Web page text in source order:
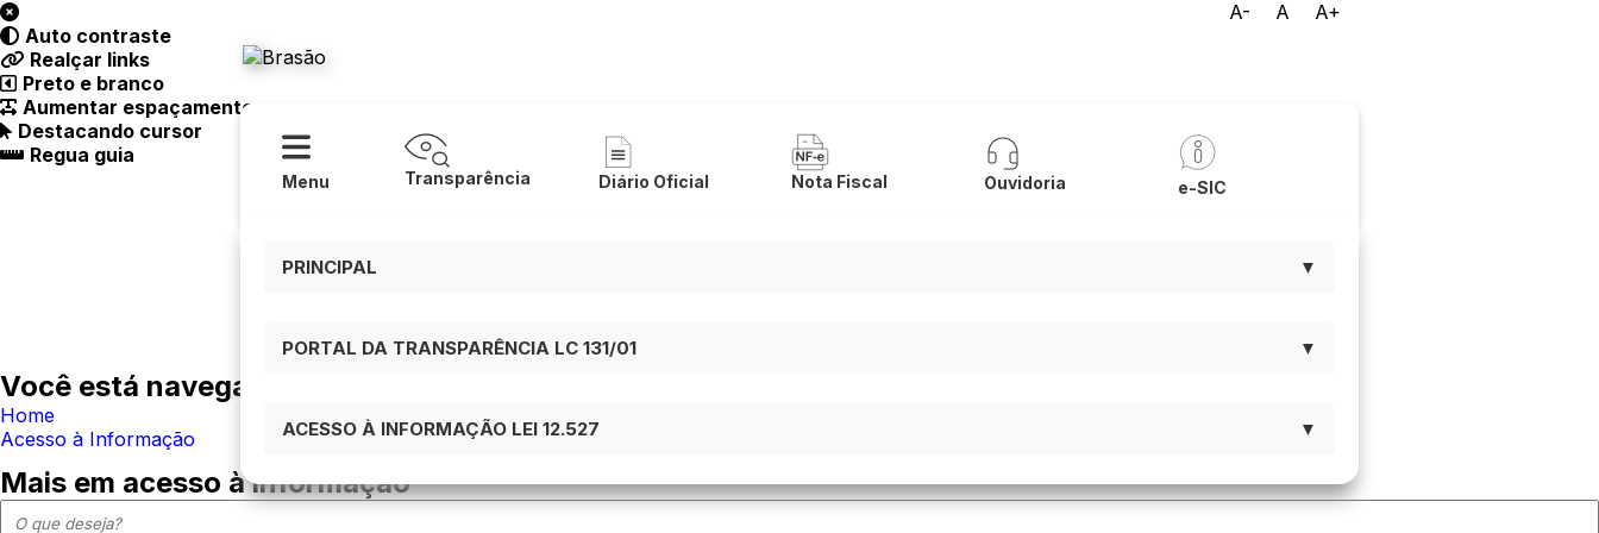
A- A
A+
Menu Transparência Diário Oficial Nota Fiscal Ouvidoria e-SIC
PRINCIPAL ▼
PORTAL DA TRANSPARÊNCIA LC 131/01 ▼
ACESSO À INFORMAÇÃO LEI 12.527 ▼
Auto contraste
Realçar links
Preto e branco
Aumentar espaçamento
Destacando cursor
Regua guia
Você está navegando em:
Home
Acesso à Informação
Mais em acesso à informação